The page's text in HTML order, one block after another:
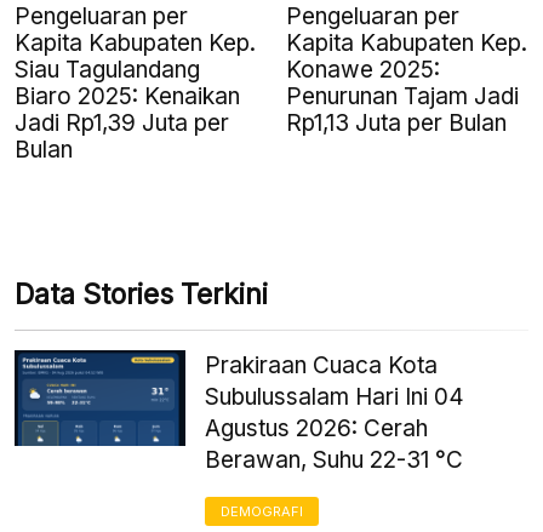
Pengeluaran per
Kapita Kabupaten Kep.
Siau Tagulandang
Biaro 2025: Kenaikan
Jadi Rp1,39 Juta per
Bulan
Pengeluaran per
Kapita Kabupaten Kep.
Konawe 2025:
Penurunan Tajam Jadi
Rp1,13 Juta per Bulan
Data Stories Terkini
Prakiraan Cuaca Kota
Subulussalam Hari Ini 04
Agustus 2026: Cerah
Berawan, Suhu 22-31 °C
DEMOGRAFI